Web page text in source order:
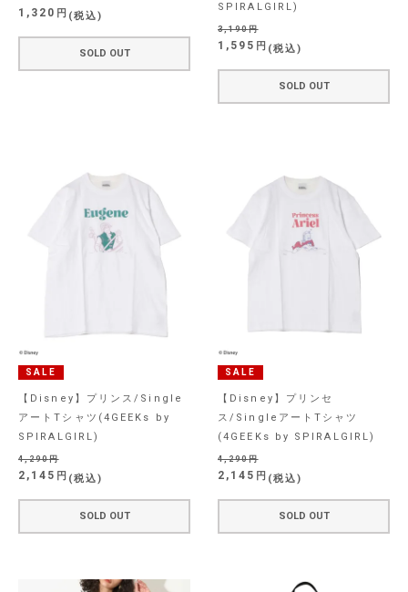
1,320 税込
SOLD OUT
SPIRALGIRL)
3,190
1,595 税込
SOLD OUT
SALE
【Disney】プリンス/Single
アートTシャツ(4GEEKs by
SPIRALGIRL)
4,290
2,145 税込
SOLD OUT
SALE
【Disney】プリンセ
ス/SingleアートTシャツ
(4GEEKs by SPIRALGIRL)
4,290
2,145 税込
SOLD OUT